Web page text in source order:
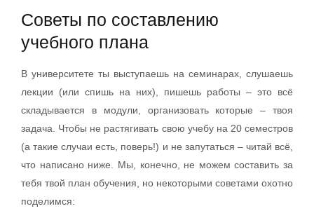
Cоветы по составлению
учебного плана
В университете ты выступаешь на семинарах, слушаешь
лекции (или спишь на них), пишешь работы – это всё
складывается в модули, организовать которые – твоя
задача. Чтобы не растягивать свою учебу на 20 семестров
(а такие случаи есть, поверь!) и не запутаться – читай всё,
что написано ниже. Мы, конечно, не можем составить за
тебя твой план обучения, но некоторыми советами охотно
поделимся: